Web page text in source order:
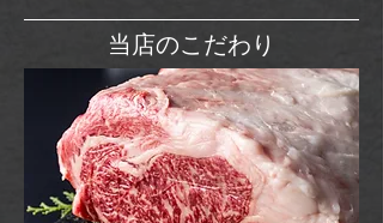
当店のこだわり